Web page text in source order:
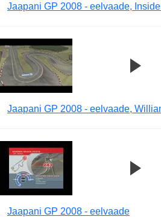
Jaapani GP 2008 - eelvaade,
Jaapani GP 2008 - eelvaade,
Jaapani GP 2008 - eelvaade